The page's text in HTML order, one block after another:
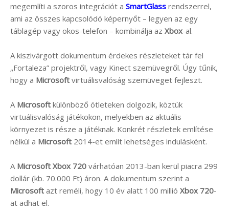
megemlíti a szoros integrációt a SmartGlass rendszerrel,
ami az összes kapcsolódó képernyőt – legyen az egy
táblagép vagy okos-telefon – kombinálja az Xbox-al.
A kiszivárgott dokumentum érdekes részleteket tár fel
„Fortaleza” projektről, vagy Kinect szemüvegről. Úgy tűnik,
hogy a Microsoft virtuálisvalóság szemüveget fejleszt.
A Microsoft különböző ötleteken dolgozik, köztük
virtuálisvalóság játékokon, melyekben az aktuális
környezet is része a játéknak. Konkrét részletek említése
nélkül a Microsoft 2014-et említ lehetséges indulásként.
A Microsoft Xbox 720 várhatóan 2013-ban kerül piacra 299
dollár (kb. 70.000 Ft) áron. A dokumentum szerint a
Microsoft azt reméli, hogy 10 év alatt 100 millió Xbox 720-
at adhat el.